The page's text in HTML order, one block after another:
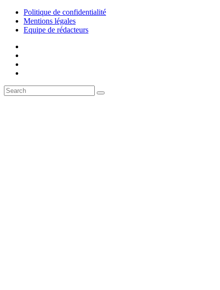
Politique de confidentialité
Mentions légales
Equipe de rédacteurs